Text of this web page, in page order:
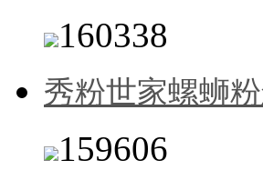
160338
秀粉世家螺蛳
159606